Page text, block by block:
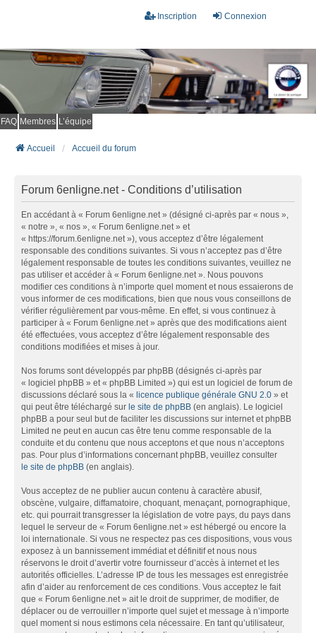
Connexion
Inscription
FAQ Membres L’équipe
Accueil Accueil du forum
Forum 6enligne.net - Conditions d’utilisation
En accédant à « Forum 6enligne.net » (désigné ci-après par « nous »,
« notre », « nos », « Forum 6enligne.net » et
« https://forum.6enligne.net »), vous acceptez d’être légalement
responsable des conditions suivantes. Si vous n’acceptez pas d’être
légalement responsable de toutes les conditions suivantes, veuillez ne
pas utiliser et accéder à « Forum 6enligne.net ». Nous pouvons
modifier ces conditions à n’importe quel moment et nous essaierons de
vous informer de ces modifications, bien que nous vous conseillons de
vérifier régulièrement par vous-même. En effet, si vous continuez à
participer à « Forum 6enligne.net » après que des modifications aient
été effectuées, vous acceptez d’être légalement responsable des
conditions modifiées et mises à jour.
Nos forums sont développés par phpBB (désignés ci-après par
« logiciel phpBB » et « phpBB Limited ») qui est un logiciel de forum de
discussions déclaré sous la « licence publique générale GNU 2.0 » et
qui peut être téléchargé sur le site de phpBB (en anglais). Le logiciel
phpBB a pour seul but de faciliter les discussions sur internet et phpBB
Limited ne peut en aucun cas être tenu comme responsable de la
conduite et du contenu que nous acceptons et que nous n’acceptons
pas. Pour plus d’informations concernant phpBB, veuillez consulter
le site de phpBB (en anglais).
Vous acceptez de ne publier aucun contenu à caractère abusif,
obscène, vulgaire, diffamatoire, choquant, menaçant, pornographique,
etc. qui pourrait transgresser la législation de votre pays, du pays dans
lequel le serveur de « Forum 6enligne.net » est hébergé ou encore la
loi internationale. Si vous ne respectez pas ces dispositions, vous vous
exposez à un bannissement immédiat et définitif et nous nous
réservons le droit d’avertir votre fournisseur d’accès à internet et les
autorités officielles. L’adresse IP de tous les messages est enregistrée
afin d’aider au renforcement de ces conditions. Vous acceptez le fait
que « Forum 6enligne.net » ait le droit de supprimer, de modifier, de
déplacer ou de verrouiller n’importe quel sujet et message à n’importe
quel moment si nous estimons cela nécessaire. En tant qu’utilisateur,